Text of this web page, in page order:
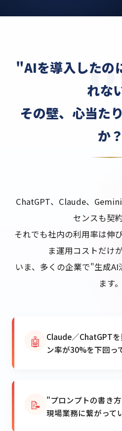
"AIを導入したの
れな
その壁、心当た
か？
ChatGPT、Claude、
センスも契
それでも社内の利用率は伸
ま運用コストだけ
いま、多くの企業で"生成
ます。
🤖
Claude／ChatGPT
ン率が30%を下回っ
📝
"プロンプトの書き
現場業務に繋がって